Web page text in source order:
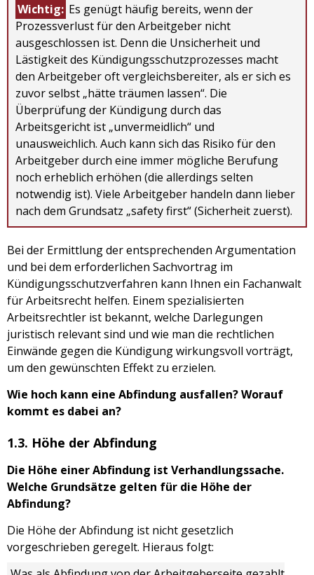
Wichtig: Es genügt häufig bereits, wenn der
Prozessverlust für den Arbeitgeber nicht
ausgeschlossen ist. Denn die Unsicherheit und
Lästigkeit des Kündigungsschutzprozesses macht
den Arbeitgeber oft vergleichsbereiter, als er sich es
zuvor selbst „hätte träumen lassen“. Die
Überprüfung der Kündigung durch das
Arbeitsgericht ist „unvermeidlich“ und
unausweichlich. Auch kann sich das Risiko für den
Arbeitgeber durch eine immer mögliche Berufung
noch erheblich erhöhen (die allerdings selten
notwendig ist). Viele Arbeitgeber handeln dann lieber
nach dem Grundsatz „safety first“ (Sicherheit zuerst).
Bei der Ermittlung der entsprechenden Argumentation
und bei dem erforderlichen Sachvortrag im
Kündigungsschutzverfahren kann Ihnen ein Fachanwalt
für Arbeitsrecht helfen. Einem spezialisierten
Arbeitsrechtler ist bekannt, welche Darlegungen
juristisch relevant sind und wie man die rechtlichen
Einwände gegen die Kündigung wirkungsvoll vorträgt,
um den gewünschten Effekt zu erzielen.
Wie hoch kann eine Abfindung ausfallen? Worauf
kommt es dabei an?
1.3. Höhe der Abfindung
Die Höhe einer Abfindung ist Verhandlungssache.
Welche Grundsätze gelten für die Höhe der
Abfindung?
Die Höhe der Abfindung ist nicht gesetzlich
vorgeschrieben geregelt. Hieraus folgt: